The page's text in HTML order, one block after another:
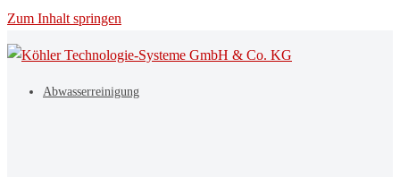
Zum Inhalt springen
Abwasserreinigung